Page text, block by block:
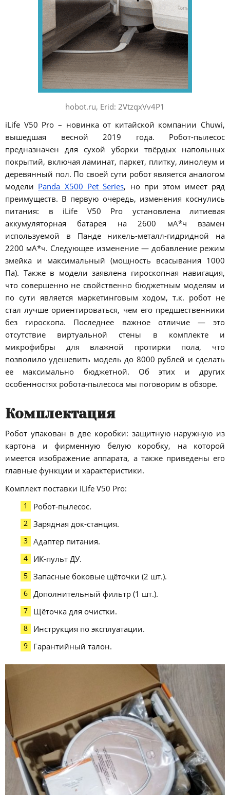
hobot.ru, Erid: 2VtzqxVv4P1
iLife V50 Pro – новинка от китайской компании Chuwi,
вышедшая весной 2019 года. Робот-пылесос
предназначен для сухой уборки твёрдых напольных
покрытий, включая ламинат, паркет, плитку, линолеум и
деревянный пол. По своей сути робот является аналогом
модели Panda X500 Pet Series, но при этом имеет ряд
преимуществ. В первую очередь, изменения коснулись
питания: в iLife V50 Pro установлена литиевая
аккумуляторная батарея на 2600 мА*ч взамен
используемой в Панде никель-металл-гидридной на
2200 мА*ч. Следующее изменение — добавление режим
змейка и максимальный (мощность всасывания 1000
Па). Также в модели заявлена гироскопная навигация,
что совершенно не свойственно бюджетным моделям и
по сути является маркетинговым ходом, т.к. робот не
стал лучше ориентироваться, чем его предшественники
без гироскопа. Последнее важное отличие — это
отсутствие виртуальной стены в комплекте и
микрофибры для влажной протирки пола, что
позволило удешевить модель до 8000 рублей и сделать
ее максимально бюджетной. Об этих и других
особенностях робота-пылесоса мы поговорим в обзоре.
Комплектация
Робот упакован в две коробки: защитную наружную из
картона и фирменную белую коробку, на которой
имеется изображение аппарата, а также приведены его
главные функции и характеристики.
Комплект поставки iLife V50 Pro:
Робот-пылесос.
Зарядная док-станция.
Адаптер питания.
ИК-пульт ДУ.
Запасные боковые щёточки (2 шт.).
Дополнительный фильтр (1 шт.).
Щёточка для очистки.
Инструкция по эксплуатации.
Гарантийный талон.